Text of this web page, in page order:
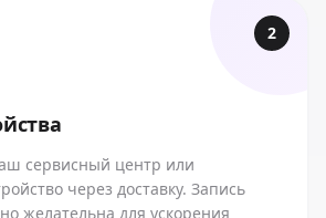
2
сервисный центр или
через доставку. Запись
желательна для ускорения